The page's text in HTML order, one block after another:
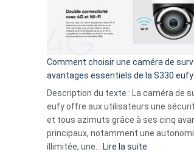
La
fuite
16
milliards
données
menace
Facebook,
Telegram
Comment choisir une caméra de
avantages essentiels de la S330 eufy
Description du texte : La caméra de
eufy offre aux utilisateurs une
et tous azimuts grâce à ses cinq
principaux, notamment une
illimitée, une…
Lire la suite